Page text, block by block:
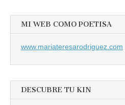
MI WEB COMO POETISA
www.mariateresarodriguez.com
DESCUBRE TU KIN